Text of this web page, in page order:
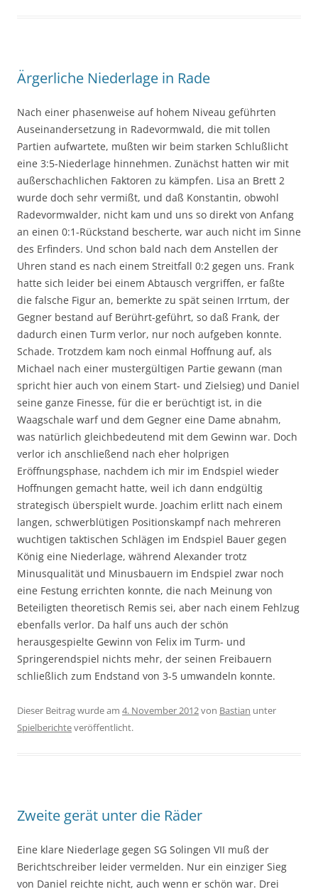
Ärgerliche Niederlage in Rade
Nach einer phasenweise auf hohem Niveau geführten
Auseinandersetzung in Radevormwald, die mit tollen
Partien aufwartete, mußten wir beim starken Schlußlicht
eine 3:5-Niederlage hinnehmen. Zunächst hatten wir mit
außerschachlichen Faktoren zu kämpfen. Lisa an Brett 2
wurde doch sehr vermißt, und daß Konstantin, obwohl
Radevormwalder, nicht kam und uns so direkt von Anfang
an einen 0:1-Rückstand bescherte, war auch nicht im Sinne
des Erfinders. Und schon bald nach dem Anstellen der
Uhren stand es nach einem Streitfall 0:2 gegen uns. Frank
hatte sich leider bei einem Abtausch vergriffen, er faßte
die falsche Figur an, bemerkte zu spät seinen Irrtum, der
Gegner bestand auf Berührt-geführt, so daß Frank, der
dadurch einen Turm verlor, nur noch aufgeben konnte.
Schade. Trotzdem kam noch einmal Hoffnung auf, als
Michael nach einer mustergültigen Partie gewann (man
spricht hier auch von einem Start- und Zielsieg) und Daniel
seine ganze Finesse, für die er berüchtigt ist, in die
Waagschale warf und dem Gegner eine Dame abnahm,
was natürlich gleichbedeutend mit dem Gewinn war. Doch
verlor ich anschließend nach eher holprigen
Eröffnungsphase, nachdem ich mir im Endspiel wieder
Hoffnungen gemacht hatte, weil ich dann endgültig
strategisch überspielt wurde. Joachim erlitt nach einem
langen, schwerblütigen Positionskampf nach mehreren
wuchtigen taktischen Schlägen im Endspiel Bauer gegen
König eine Niederlage, während Alexander trotz
Minusqualität und Minusbauern im Endspiel zwar noch
eine Festung errichten konnte, die nach Meinung von
Beteiligten theoretisch Remis sei, aber nach einem Fehlzug
ebenfalls verlor. Da half uns auch der schön
herausgespielte Gewinn von Felix im Turm- und
Springerendspiel nichts mehr, der seinen Freibauern
schließlich zum Endstand von 3-5 umwandeln konnte.
Dieser Beitrag wurde am 4. November 2012von Bastian unter
Spielberichteveröffentlicht.
Zweite gerät unter die Räder
Eine klare Niederlage gegen SG Solingen VII muß der
Berichtschreiber leider vermelden. Nur ein einziger Sieg
von Daniel reichte nicht, auch wenn er schön war. Drei